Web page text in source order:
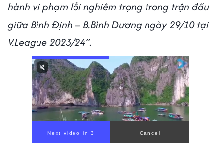
hành vi phạm lỗi nghiêm trọng trong trận đấu
giữa Bình Định – B.Bình Dương ngày 29/10 tại
V.League 2023/24”.
Next video in 1 Cancel